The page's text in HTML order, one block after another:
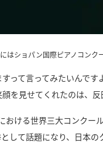
はショパン国際ピアノコンク
って言ってみたいんです
を見せてくれたのは、
ける世界三大コンク
して話題になり、日本